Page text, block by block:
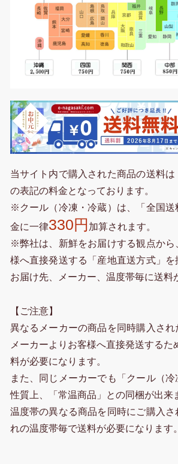
当サイト内で購入された商品の送料は
の表記の料金となっております。
※クール（冷凍・冷蔵）は、「全国送
金に一律330円 加算されます。
※弊社は、新鮮をお届けする観点から
様へ直接発送する「産地直送方式」を
お届け先、メーカー、温度帯毎に送料
【ご注意】
異なるメーカーの商品を同時購入さ
メーカーよりお客様へ直接発送するた
料が必要になります。
また、同じメーカーでも「クール（
性質上、「常温商品」との同梱が出来
温度帯の異なる商品を同時にご購入
れの温度帯毎で送料が必要になります。